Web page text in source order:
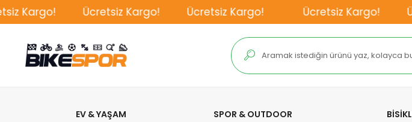
Kargo! Ücretsiz Kargo! Ücretsiz Kargo! Ücretsiz Kargo!
EV & YAŞAM SPOR & OUTDOOR